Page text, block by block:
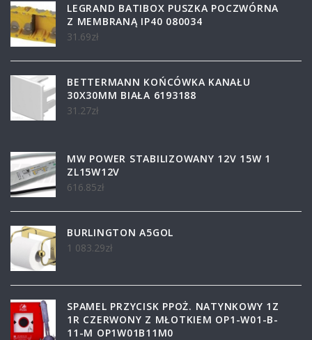
LEGRAND BATIBOX PUSZKA POCZWÓRNA
Z MEMBRANĄ IP40 080034
31.69zł
BETTERMANN KOŃCÓWKA KANAŁU
30X30MM BIAŁA 6193188
31.27zł
MW POWER STABILIZOWANY 12V 15W 1
ZL15W12V
616.85zł
BURLINGTON A5GOL
1 083.29zł
SPAMEL PRZYCISK PPOŻ. NATYNKOWY 1Z
1R CZERWONY Z MŁOTKIEM OP1-W01-B-
11-M OP1W01B11M0